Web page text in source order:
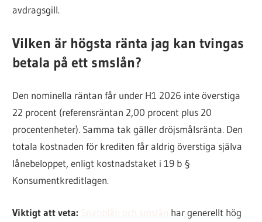
avdragsgill.
Vilken är högsta ränta jag kan tvingas
betala på ett smslån?
Den nominella räntan får under H1 2026 inte överstiga
22 procent (referensräntan 2,00 procent plus 20
procentenheter). Samma tak gäller dröjsmålsränta. Den
totala kostnaden för krediten får aldrig överstiga själva
lånebeloppet, enligt kostnadstaket i 19 b §
Konsumentkreditlagen.
Viktigt att veta:
har generellt hög